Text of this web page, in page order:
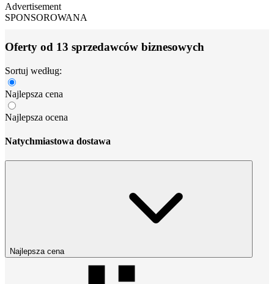
Advertisement
SPONSOROWANA
Oferty od 13 sprzedawców biznesowych
Sortuj według:
Najlepsza cena
Najlepsza ocena
Natychmiastowa dostawa
Najlepsza cena